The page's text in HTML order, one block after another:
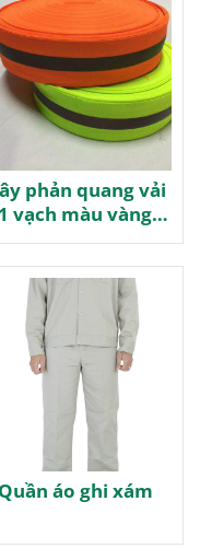
phản quang vải
1 vạch màu vàng
bản rộng 2
Quần áo ghi xám